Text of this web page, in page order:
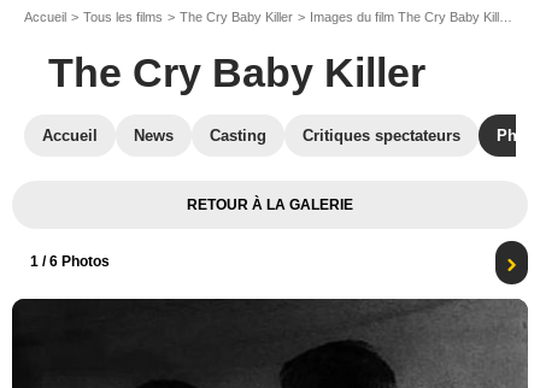
Accueil Tous les films The Cry Baby Killer Images du film The Cry Baby Killer
The Cry Baby Killer
Accueil News Casting Critiques spectateurs
RETOUR À LA GALERIE
1 / 6 Photos